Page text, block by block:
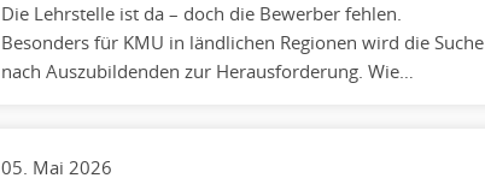
Die Lehrstelle ist da – doch die Bewerber fehlen.
Besonders für KMU in ländlichen Regionen wird die Suche
nach Auszubildenden zur Herausforderung. Wie…
05. Mai 2026